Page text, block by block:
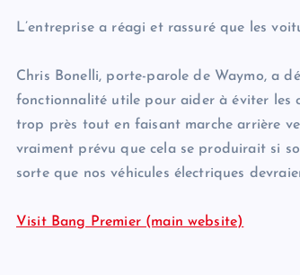
L’entreprise a réagi et rassuré que les
Chris Bonelli, porte-parole de Waymo, a
fonctionnalité utile pour aider à éviter les
trop près tout en faisant marche arrière
vraiment prévu que cela se produirait si
sorte que nos véhicules électriques
Visit Bang Premier (main website)